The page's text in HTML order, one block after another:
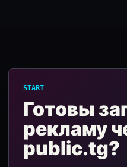
START
Готовы
рекламу
public.tg?